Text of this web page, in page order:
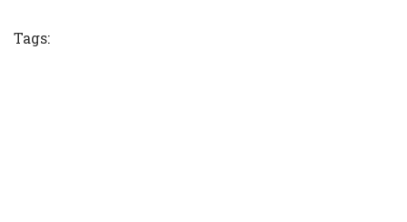
Tags: